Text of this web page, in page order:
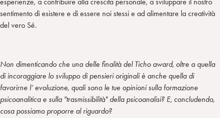
sentimento di esistere e di essere noi stessi e ad alimentare la creatività
del vero Sé.
Non dimenticando che una delle finalità del Ticho award, oltre a quella
di incoraggiare lo sviluppo di pensieri originali è anche quella di
favorirne l’ evoluzione, quali sono le tue opinioni sulla formazione
psicoanalitica e sulla "trasmissibilità" della psicoanalisi? E, concludendo,
cosa possiamo proporre al riguardo?